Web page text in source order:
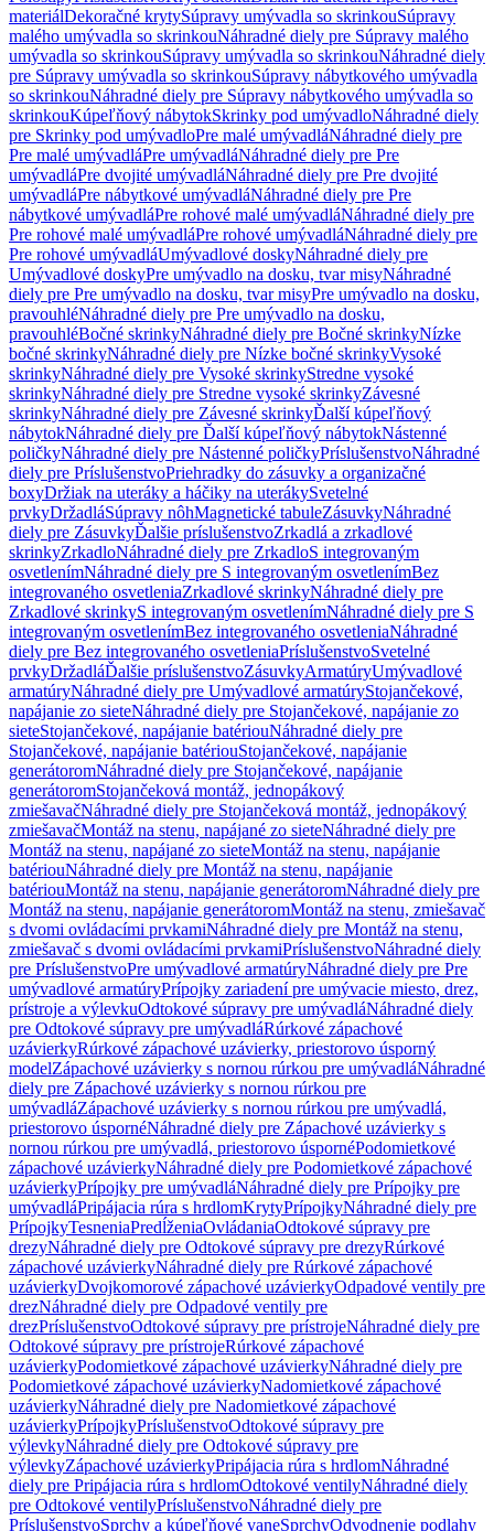
materiálDekoračné krytySúpravy umývadla so skrinkouSúpravy
malého umývadla so skrinkouNáhradné diely pre Súpravy malého
umývadla so skrinkouSúpravy umývadla so skrinkouNáhradné diely
pre Súpravy umývadla so skrinkouSúpravy nábytkového umývadla
so skrinkouNáhradné diely pre Súpravy nábytkového umývadla so
skrinkouKúpeľňový nábytokSkrinky pod umývadloNáhradné diely
pre Skrinky pod umývadloPre malé umývadláNáhradné diely pre
Pre malé umývadláPre umývadláNáhradné diely pre Pre
umývadláPre dvojité umývadláNáhradné diely pre Pre dvojité
umývadláPre nábytkové umývadláNáhradné diely pre Pre
nábytkové umývadláPre rohové malé umývadláNáhradné diely pre
Pre rohové malé umývadláPre rohové umývadláNáhradné diely pre
Pre rohové umývadláUmývadlové doskyNáhradné diely pre
Umývadlové doskyPre umývadlo na dosku, tvar misyNáhradné
diely pre Pre umývadlo na dosku, tvar misyPre umývadlo na dosku,
pravouhléNáhradné diely pre Pre umývadlo na dosku,
pravouhléBočné skrinkyNáhradné diely pre Bočné skrinkyNízke
bočné skrinkyNáhradné diely pre Nízke bočné skrinkyVysoké
skrinkyNáhradné diely pre Vysoké skrinkyStredne vysoké
skrinkyNáhradné diely pre Stredne vysoké skrinkyZávesné
skrinkyNáhradné diely pre Závesné skrinkyĎalší kúpeľňový
nábytokNáhradné diely pre Ďalší kúpeľňový nábytokNástenné
poličkyNáhradné diely pre Nástenné poličkyPríslušenstvoNáhradné
diely pre PríslušenstvoPriehradky do zásuvky a organizačné
boxyDržiak na uteráky a háčiky na uterákySvetelné
prvkyDržadláSúpravy nôhMagnetické tabuleZásuvkyNáhradné
diely pre ZásuvkyĎalšie príslušenstvoZrkadlá a zrkadlové
skrinkyZrkadloNáhradné diely pre ZrkadloS integrovaným
osvetlenímNáhradné diely pre S integrovaným osvetlenímBez
integrovaného osvetleniaZrkadlové skrinkyNáhradné diely pre
Zrkadlové skrinkyS integrovaným osvetlenímNáhradné diely pre S
integrovaným osvetlenímBez integrovaného osvetleniaNáhradné
diely pre Bez integrovaného osvetleniaPríslušenstvoSvetelné
prvkyDržadláĎalšie príslušenstvoZásuvkyArmatúryUmývadlové
armatúryNáhradné diely pre Umývadlové armatúryStojančekové,
napájanie zo sieteNáhradné diely pre Stojančekové, napájanie zo
sieteStojančekové, napájanie batériouNáhradné diely pre
Stojančekové, napájanie batériouStojančekové, napájanie
generátoromNáhradné diely pre Stojančekové, napájanie
generátoromStojančeková montáž, jednopákový
zmiešavačNáhradné diely pre Stojančeková montáž, jednopákový
zmiešavačMontáž na stenu, napájané zo sieteNáhradné diely pre
Montáž na stenu, napájané zo sieteMontáž na stenu, napájanie
batériouNáhradné diely pre Montáž na stenu, napájanie
batériouMontáž na stenu, napájanie generátoromNáhradné diely pre
Montáž na stenu, napájanie generátoromMontáž na stenu, zmiešavač
s dvomi ovládacími prvkamiNáhradné diely pre Montáž na stenu,
zmiešavač s dvomi ovládacími prvkamiPríslušenstvoNáhradné diely
pre PríslušenstvoPre umývadlové armatúryNáhradné diely pre Pre
umývadlové armatúryPrípojky zariadení pre umývacie miesto, drez,
prístroje a výlevkuOdtokové súpravy pre umývadláNáhradné diely
pre Odtokové súpravy pre umývadláRúrkové zápachové
uzávierkyRúrkové zápachové uzávierky, priestorovo úsporný
modelZápachové uzávierky s nornou rúrkou pre umývadláNáhradné
diely pre Zápachové uzávierky s nornou rúrkou pre
umývadláZápachové uzávierky s nornou rúrkou pre umývadlá,
priestorovo úspornéNáhradné diely pre Zápachové uzávierky s
nornou rúrkou pre umývadlá, priestorovo úspornéPodomietkové
zápachové uzávierkyNáhradné diely pre Podomietkové zápachové
uzávierkyPrípojky pre umývadláNáhradné diely pre Prípojky pre
umývadláPripájacia rúra s hrdlomKrytyPrípojkyNáhradné diely pre
PrípojkyTesneniaPredĺženiaOvládaniaOdtokové súpravy pre
drezyNáhradné diely pre Odtokové súpravy pre drezyRúrkové
zápachové uzávierkyNáhradné diely pre Rúrkové zápachové
uzávierkyDvojkomorové zápachové uzávierkyOdpadové ventily pre
drezNáhradné diely pre Odpadové ventily pre
drezPríslušenstvoOdtokové súpravy pre prístrojeNáhradné diely pre
Odtokové súpravy pre prístrojeRúrkové zápachové
uzávierkyPodomietkové zápachové uzávierkyNáhradné diely pre
Podomietkové zápachové uzávierkyNadomietkové zápachové
uzávierkyNáhradné diely pre Nadomietkové zápachové
uzávierkyPrípojkyPríslušenstvoOdtokové súpravy pre
výlevkyNáhradné diely pre Odtokové súpravy pre
výlevkyZápachové uzávierkyPripájacia rúra s hrdlomNáhradné
diely pre Pripájacia rúra s hrdlomOdtokové ventilyNáhradné diely
pre Odtokové ventilyPríslušenstvoNáhradné diely pre
PríslušenstvoSprchy a kúpeľňové vaneSprchyOdvodnenie podlahy